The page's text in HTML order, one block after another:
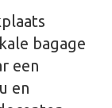
bagage
een
en